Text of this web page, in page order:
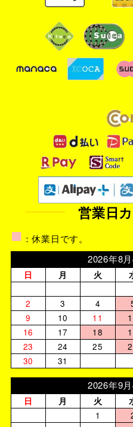
営業日
■ ：休業日です。
2026年8
日 月 火
2
3 4
9
10 11
16
17 18
23
24 25
30
31
2026年9
日 月 火
1